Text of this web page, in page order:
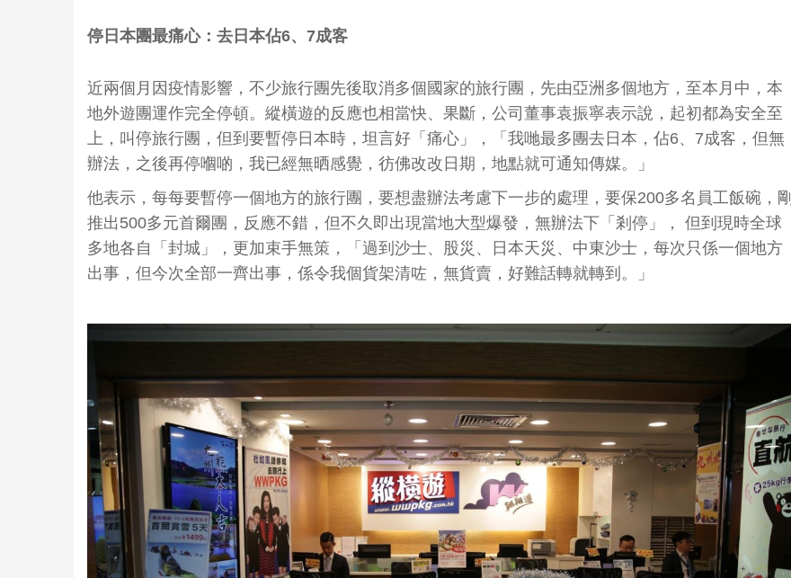
停日本團最痛心：去日本佔6、7成客
近兩個月因疫情影響，不少旅行團先後取消多個國家的旅行團，先由亞洲多個地方，至本月中，本
地外遊團運作完全停頓。縱橫遊的反應也相當快、果斷，公司董事袁振寧表示說，起初都為安全至
上，叫停旅行團，但到要暫停日本時，坦言好「痛心」，「我哋最多團去日本，佔6、7成客，但無
辦法，之後再停嗰啲，我已經無晒感覺，彷佛改改日期，地點就可通知傳媒。」
他表示，每每要暫停一個地方的旅行團，要想盡辦法考慮下一步的處理，要保200多名員工飯碗，剛
推出500多元首爾團，反應不錯，但不久即出現當地大型爆發，無辦法下「剎停」， 但到現時全球
多地各自「封城」，更加束手無策，「過到沙士、股災、日本天災、中東沙士，每次只係一個地方
出事，但今次全部一齊出事，係令我個貨架清咗，無貨賣，好難話轉就轉到。」